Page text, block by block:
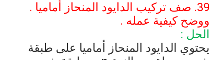
39. صف تركيب الدايود المنحاز أماميا .
ووضح كيفية عمله .
الحل :
يحتوي الدايود المنحاز أماميا على طبقة